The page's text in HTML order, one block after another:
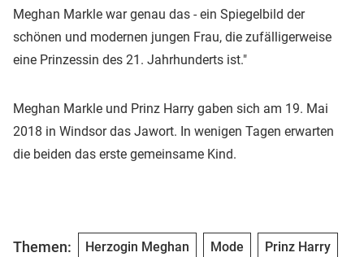
Meghan Markle war genau das - ein Spiegelbild der
schönen und modernen jungen Frau, die zufälligerweise
eine Prinzessin des 21. Jahrhunderts ist."
Meghan Markle und Prinz Harry gaben sich am 19. Mai
2018 in Windsor das Jawort. In wenigen Tagen erwarten
die beiden das erste gemeinsame Kind.
Themen: Herzogin Meghan Mode Prinz Harry